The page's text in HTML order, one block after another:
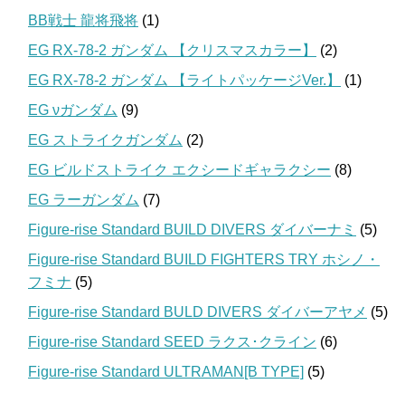
BB戦士 龍将飛将 (1)
EG RX-78-2 ガンダム 【クリスマスカラー】
(2)
EG RX-78-2 ガンダム 【ライトパッケージVer.】
(1)
EG νガンダム (9)
EG ストライクガンダム (2)
EG ビルドストライク エクシードギャラクシー (8)
EG ラーガンダム (7)
Figure-rise Standard BUILD DIVERS ダイバーナミ (5)
Figure-rise Standard BUILD FIGHTERS TRY ホシノ・
フミナ (5)
Figure-rise Standard BULD DIVERS ダイバーアヤメ (5)
Figure-rise Standard SEED ラクス･クライン (6)
Figure-rise Standard ULTRAMAN[B TYPE] (5)